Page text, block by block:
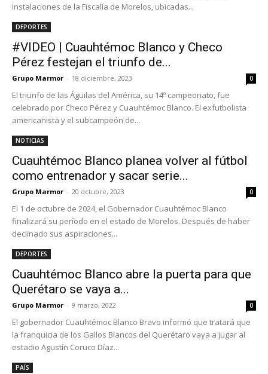
instalaciones de la Fiscalía de Morelos, ubicadas...
DEPORTES
#VIDEO | Cuauhtémoc Blanco y Checo
Pérez festejan el triunfo de...
Grupo Marmor - 18 diciembre, 2023 0
El triunfo de las Águilas del América, su 14º campeonato, fue
celebrado por Checo Pérez y Cuauhtémoc Blanco. El exfutbolista
americanista y el subcampeón de...
NOTICIAS
Cuauhtémoc Blanco planea volver al fútbol
como entrenador y sacar serie...
Grupo Marmor - 20 octubre, 2023 0
El 1 de octubre de 2024, el Gobernador Cuauhtémoc Blanco
finalizará su período en el estado de Morelos. Después de haber
declinado sus aspiraciones...
DEPORTES
Cuauhtémoc Blanco abre la puerta para que
Querétaro se vaya a...
Grupo Marmor - 9 marzo, 2022 0
El gobernador Cuauhtémoc Blanco Bravo informó que tratará que
la franquicia de los Gallos Blancos del Querétaro vaya a jugar al
estadio Agustín Coruco Díaz...
PAÍS